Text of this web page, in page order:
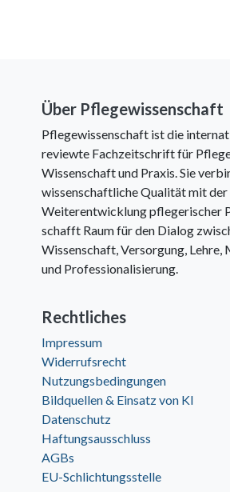
Über Pflegewissenschaft
Pflegewissenschaft ist die
reviewte Fachzeitschrift für
Wissenschaft und Praxis. Sie
wissenschaftliche Qualität mit der
Weiterentwicklung pflegerischer
schafft Raum für den Dialog
Wissenschaft, Versorgung, Lehre,
und Professionalisierung.
Rechtliches
Impressum
Widerrufsrecht
Nutzungsbedingungen
Bildquellen & Einsatz von KI
Datenschutz
Haftungsausschluss
AGBs
EU-Schlichtungsstelle